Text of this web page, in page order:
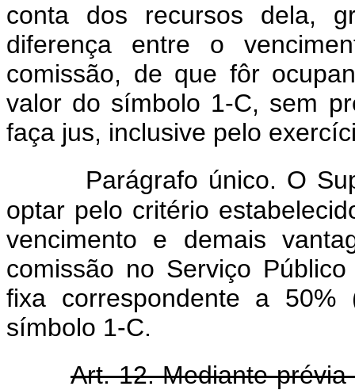
conta dos recursos dela,
diferença entre o
comissão, de que fôr
valor do símbolo 1-C, sem
faça jus, inclusive pelo
Parágrafo único. O
optar pelo critério
vencimento e demais
comissão no Serviço
fixa correspondente a
símbolo 1-C.
Art. 12. Mediante